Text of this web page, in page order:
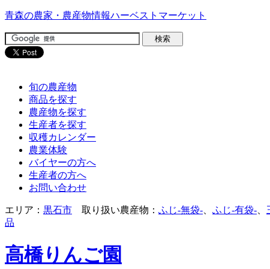
青森の農家・農産物情報ハーベストマーケット
旬の農産物
商品を探す
農産物を探す
生産者を探す
収穫カレンダー
農業体験
バイヤーの方へ
生産者の方へ
お問い合わせ
エリア： 黒石市 取り扱い農産物： ふじ-無袋- ふじ-有袋-
品
高橋りんご園